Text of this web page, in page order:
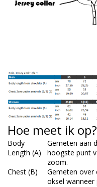
Hoe meet ik op?
Body
Length (A)
Gemeten aan
hoogste punt
zoom.
Chest (B)
Gemeten over
oksel wanneer